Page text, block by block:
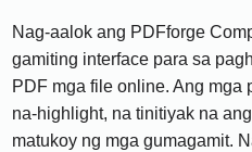
Nag-aalok ang PDFforge
gamiting interface para sa
PDF mga file online. Ang mga
na-highlight, na tinitiyak na
matukoy ng mga gumagamit.